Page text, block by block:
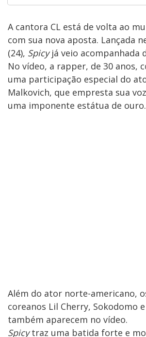
A cantora CL está de volta ao
com sua nova aposta. Lançada
(24), Spicyjá veio acompanhada
No vídeo, a rapper, de 30 anos,
uma participação especial do
Malkovich, que empresta sua
uma imponente estátua de ouro.
Além do ator norte-americano,
coreanos Lil Cherry, Sokodomo
também aparecem no vídeo.
Spicytraz uma batida forte e